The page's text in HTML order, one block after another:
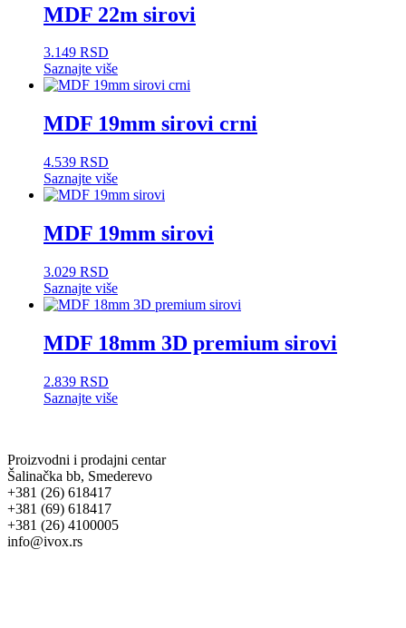
MDF 22m sirovi
3.149 RSD
Saznajte više
MDF 19mm sirovi crni
4.539 RSD
Saznajte više
MDF 19mm sirovi
3.029 RSD
Saznajte više
MDF 18mm 3D premium sirovi
2.839 RSD
Saznajte više
Proizvodni i prodajni centar
Šalinačka bb, Smederevo
+381 (26) 618417
+381 (69) 618417
+381 (26) 4100005
info@ivox.rs